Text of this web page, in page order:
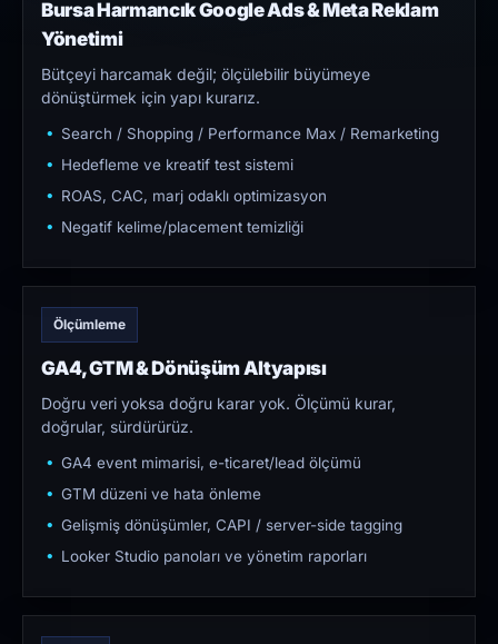
Bursa Harmancık Google Ads & Meta Reklam
Yönetimi
Bütçeyi harcamak değil; ölçülebilir büyümeye
dönüştürmek için yapı kurarız.
Search / Shopping / Performance Max / Remarketing
Hedefleme ve kreatif test sistemi
ROAS, CAC, marj odaklı optimizasyon
Negatif kelime/placement temizliği
Ölçümleme
GA4, GTM & Dönüşüm Altyapısı
Doğru veri yoksa doğru karar yok. Ölçümü kurar,
doğrular, sürdürürüz.
GA4 event mimarisi, e-ticaret/lead ölçümü
GTM düzeni ve hata önleme
Gelişmiş dönüşümler, CAPI / server-side tagging
Looker Studio panoları ve yönetim raporları